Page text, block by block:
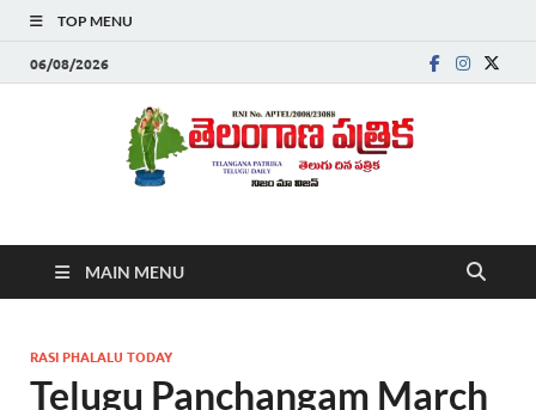
TOP MENU
06/08/2026
Telanganapatrika
,Latest Telangana News, Rajanna Sircilla News, Telangana
Breaking News, Telugu Newspaper Online, Today Telugu News,
తెలుగు వార్తలు , బ్రేకింగ్ న్యూస్ తెలుగులో , తెలంగాణ లో తాజా అప్‌డేట్స్ ,
తెలుగు న్యూస్ పేపర్
MAIN MENU
RASI PHALALU TODAY
Telugu Panchangam March